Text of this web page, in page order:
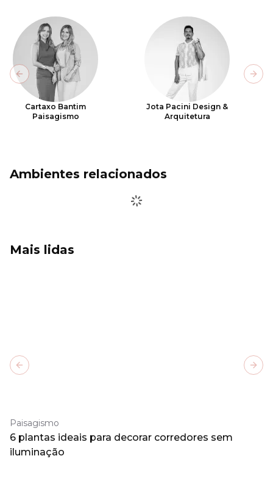
Cartaxo Bantim
Paisagismo
Jota Pacini Design &
Arquitetura
Previous slide
Ambientes relacionados
Mais lidas
Paisagismo
6 plantas ideais para decorar corredores sem
iluminação
Previous slide